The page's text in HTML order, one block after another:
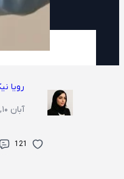
رویا
آبان ۱۰, ۱۴۰۴
121